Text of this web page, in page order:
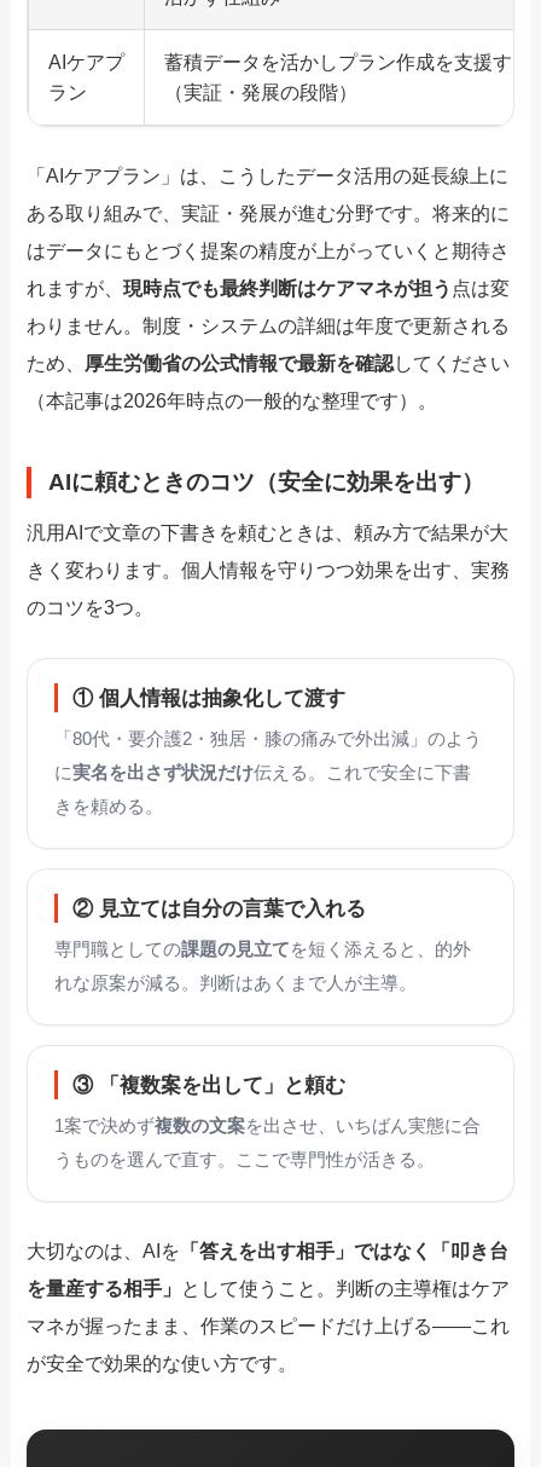
AIケアプ
ラン
蓄積データを活かしプラン作成を支援する
（実証・発展の段階）
「AIケアプラン」は、こうしたデータ活用の延長線上に
ある取り組みで、実証・発展が進む分野です。将来的に
はデータにもとづく提案の精度が上がっていくと期待さ
れますが、現時点でも最終判断はケアマネが担う 点は変
わりません。制度・システムの詳細は年度で更新される
ため、 厚生労働省の公式情報で最新を確認してください
（本記事は2026年時点の一般的な整理です）。
AIに頼むときのコツ（安全に効果を出す）
汎用AIで文章の下書きを頼むときは、頼み方で結果が大
きく変わります。個人情報を守りつつ効果を出す、実務
のコツを3つ。
① 個人情報は抽象化して渡す
「80代・要介護2・独居・膝の痛みで外出減」のよう
に実名を出さず状況だけ伝える。これで安全に下書
きを頼める。
② 見立ては自分の言葉で入れる
専門職としての課題の見立てを短く添えると、的外
れな原案が減る。判断はあくまで人が主導。
③ 「複数案を出して」と頼む
1案で決めず複数の文案を出させ、いちばん実態に合
うものを選んで直す。ここで専門性が活きる。
大切なのは、AIを 「答えを出す相手」ではなく「叩き台
を量産する相手」 として使うこと。判断の主導権はケア
マネが握ったまま、作業のスピードだけ上げる——これ
が安全で効果的な使い方です。